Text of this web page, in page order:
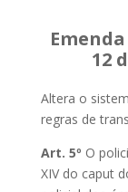
12
Altera o
regras de
Art. 5º O
XIV do caput